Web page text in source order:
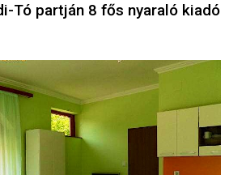
Tó partján 8 fős nyaraló kiadó